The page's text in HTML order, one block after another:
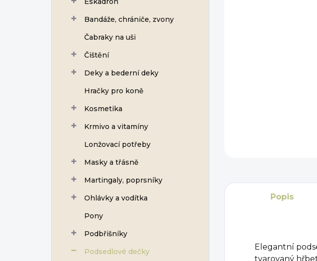
Bandáže, chrániče, zvony
Čabraky na uši
Čištění
Deky a bederní deky
Hračky pro koně
Kosmetika
Krmivo a vitamíny
Lonžovací potřeby
Masky a třásně
Martingaly, poprsníky
Ohlávky a vodítka
Pony
Podbřišníky
Podsedlové dečky
Popis
Elegantní
tvarovaný